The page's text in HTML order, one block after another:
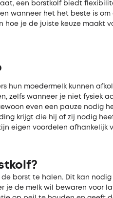
een borstkolf biedt
wanneer het het beste is om
hoe je de juiste keuze maakt
hun moedermelk kunnen
zelfs wanneer je niet fysiek
even een pauze nodig
krijgt die hij of zij nodig
eigen voordelen afhankelijk
borst te halen. Dit kan nodig
je de melk wil bewaren voor